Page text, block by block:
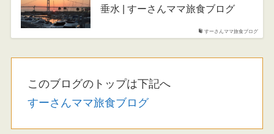
すーさんママ旅食ブログ
垂水 | すーさんママ旅食ブログ
このブログのトップは下記へ
すーさんママ旅食ブログ